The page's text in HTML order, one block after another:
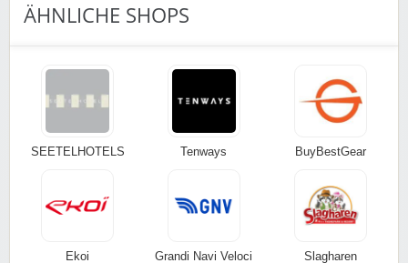
ÄHNLICHE SHOPS
SEETELHOTELS Tenways BuyBestGear
Ekoi
Grandi Navi Veloci
Slagharen